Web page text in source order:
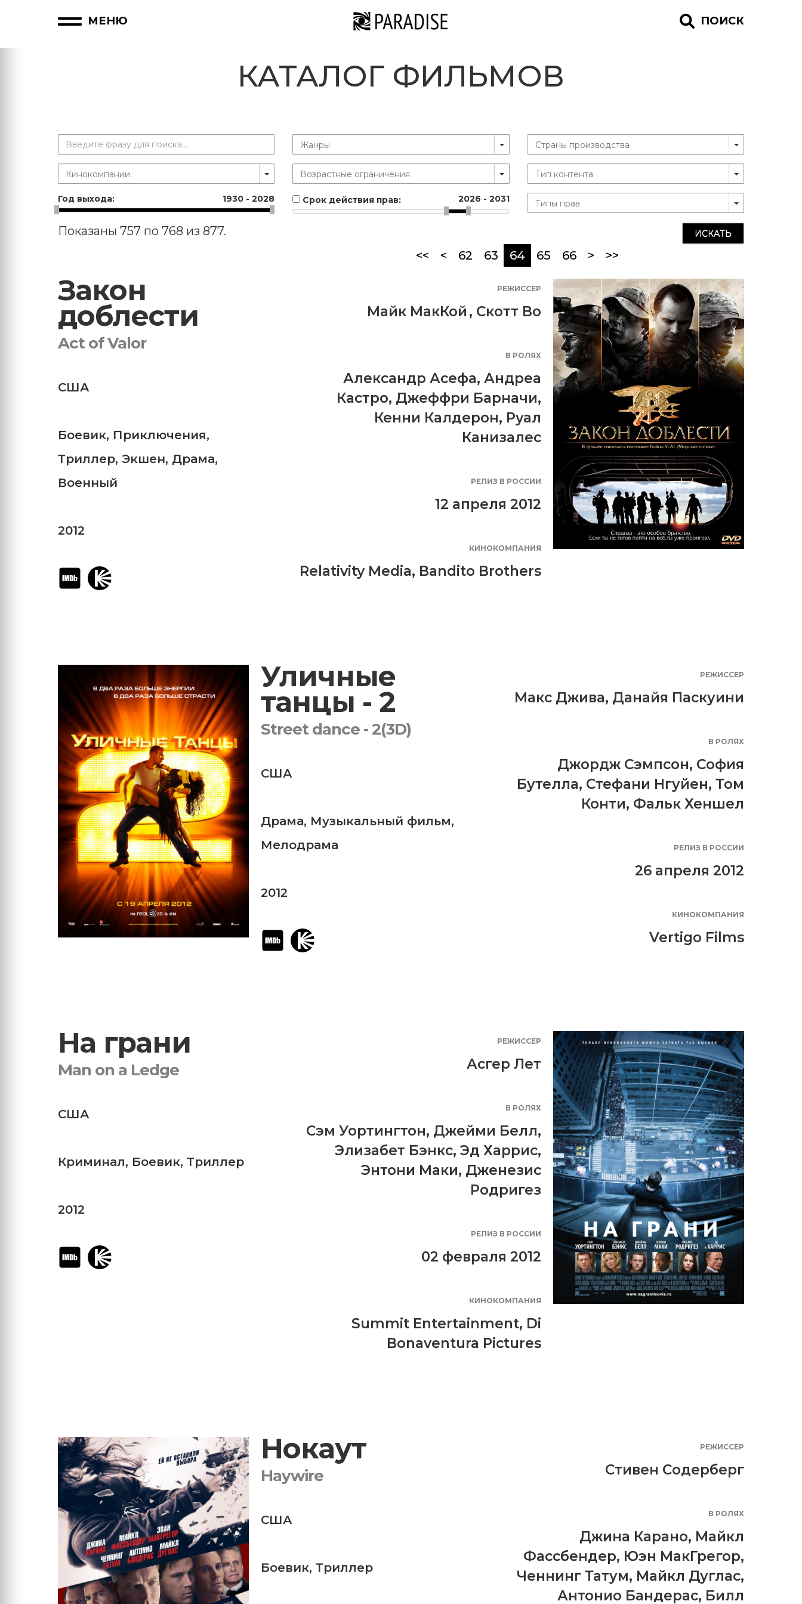
МЕНЮ ПОИСК
КАТАЛОГ ФИЛЬМОВ
Год выхода: 1930 -2028 Срок действия прав: 2026 - 2031
ИСКАТЬ
Показаны 757 по 768 из 877.
<<
< 62 63 64(current)
65 66 > >>
Закон
доблести
Act of Valor
США
Боевик, Приключения,
Триллер, Экшен, Драма,
Военный
2012
РЕЖИССЕР
Майк МакКой , Скотт Во
В РОЛЯХ
Александр Асефа, Андреа
Кастро, Джеффри Барначи,
Кенни Калдерон, Руал
Канизалес
РЕЛИЗ В РОССИИ
12 апреля 2012
КИНОКОМПАНИЯ
Relativity Media, Bandito Brothers
Уличные
танцы - 2
Street danсe - 2(3D)
США
Драма, Музыкальный фильм,
Мелодрама
2012
РЕЖИССЕР
Макс Джива, Данайя Паскуини
В РОЛЯХ
Джордж Сэмпсон, София
Бутелла, Стефани Нгуйен, Том
Конти, Фальк Хеншел
РЕЛИЗ В РОССИИ
26 апреля 2012
КИНОКОМПАНИЯ
Vertigo Films
На грани
Man on a Ledge
США
Криминал, Боевик, Триллер
2012
РЕЖИССЕР
Асгер Лет
В РОЛЯХ
Сэм Уортингтон, Джейми Белл,
Элизабет Бэнкс, Эд Харрис,
Энтони Маки, Дженезис
Родригез
РЕЛИЗ В РОССИИ
02 февраля 2012
КИНОКОМПАНИЯ
Summit Entertainment, Di
Bonaventura Pictures
Нокаут
Haywire
США
Боевик, Триллер
РЕЖИССЕР
Стивен Содерберг
В РОЛЯХ
Джина Карано, Майкл
Фассбендер, Юэн МакГрегор,
Ченнинг Татум, Майкл Дуглас,
Антонио Бандерас, Билл